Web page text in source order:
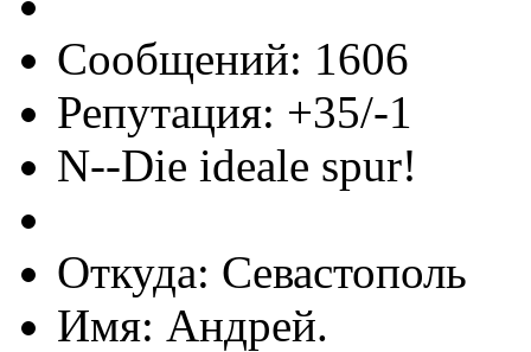
Сообщений: 1606
Репутация: +35/-1
N--Die ideale spur!
Откуда: Севастополь
Имя: Андрей.